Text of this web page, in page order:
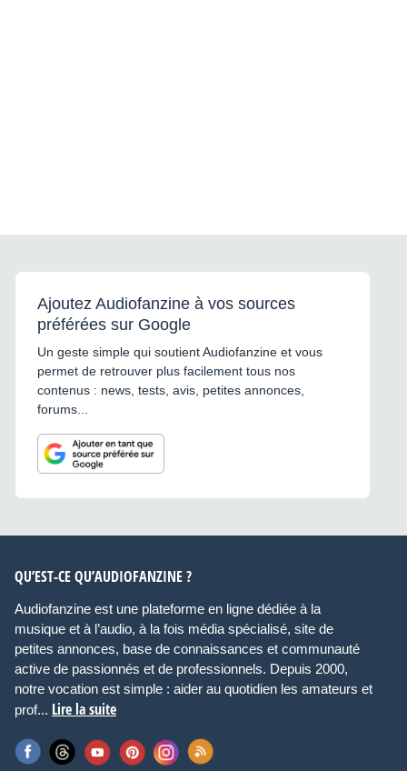
Ajoutez Audiofanzine à vos sources
préférées sur Google
Un geste simple qui soutient Audiofanzine et vous
permet de retrouver plus facilement tous nos
contenus : news, tests, avis, petites annonces,
forums...
QU’EST-CE QU’AUDIOFANZINE ?
Audiofanzine est une plateforme en ligne dédiée à la
musique et à l’audio, à la fois média spécialisé, site de
petites annonces, base de connaissances et communauté
active de passionnés et de professionnels. Depuis 2000,
notre vocation est simple : aider au quotidien les amateurs et
prof... Lire la suite